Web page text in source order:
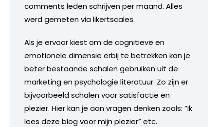
comments leden schrijven per maand. Alles
werd gemeten via likertscales.
Als je ervoor kiest om de cognitieve en
emotionele dimensie erbij te betrekken kan je
beter bestaande schalen gebruiken uit de
marketing en psychologie literatuur. Zo zijn er
bijvoorbeeld schalen voor satisfactie en
plezier. Hier kan je aan vragen denken zoals: “Ik
lees deze blog voor mijn plezier” etc.